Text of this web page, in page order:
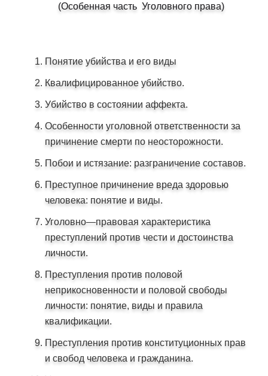
(Особенная часть Уголовного права)
Понятие убийства и его виды
Квалифицированное убийство.
Убийство в состоянии аффекта.
Особенности уголовной ответственности за
причинение смерти по неосторожности.
Побои и истязание: разграничение составов.
Преступное причинение вреда здоровью
человека: понятие и виды.
Уголовно—правовая характеристика
преступлений против чести и достоинства
личности.
Преступления против половой
неприкосновенности и половой свободы
личности: понятие, виды и правила
квалификации.
Преступления против конституционных прав
и свобод человека и гражданина.